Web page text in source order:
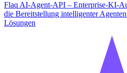
Flaq AI-Agent-API – Enterprise-KI-
die Bereitstellung intelligenter
Lösungen